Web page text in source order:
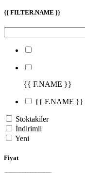
{{ FILTER.NAME }}
{{ F.NAME }}
{{ F.NAME }}
Stoktakiler
İndirimli
Yeni
Fiyat